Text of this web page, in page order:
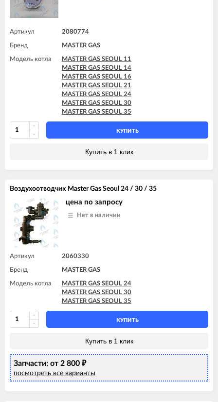
Артикул 2080774
Бренд MASTER GAS
Модель котла
MASTER GAS SEOUL 11
MASTER GAS SEOUL 14
MASTER GAS SEOUL 16
MASTER GAS SEOUL 21
MASTER GAS SEOUL 24
MASTER GAS SEOUL 30
MASTER GAS SEOUL 35
КУПИТЬ
Купить в 1 клик
Воздухоотводчик Master Gas Seoul 24 / 30 / 35
цена по запросу
Нет в наличии
Артикул 2060330
Бренд MASTER GAS
Модель котла
MASTER GAS SEOUL 24
MASTER GAS SEOUL 30
MASTER GAS SEOUL 35
КУПИТЬ
Купить в 1 клик
Запчасти: от 2 800 ₽
посмотреть все варианты